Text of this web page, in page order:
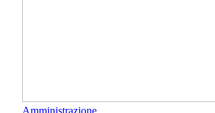
Amministrazione